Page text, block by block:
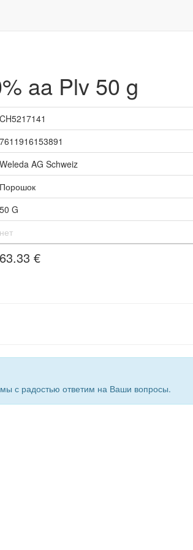
aa Plv 50 g
CH5217141
7611916153891
Weleda AG Schweiz
Порошок
50 G
нет
63.33 €
с радостью ответим на Ваши вопросы.